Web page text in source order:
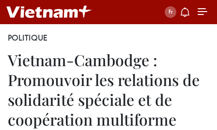
POLITIQUE
Vietnam-Cambodge :
Promouvoir les relations de
solidarité spéciale et de
coopération multiforme